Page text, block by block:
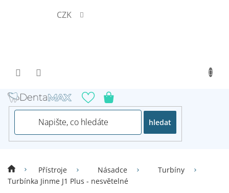
CZK
hledat
Přístroje Násadce
Turbíny
Turbínka Jinme J1 Plus - nesvětelné